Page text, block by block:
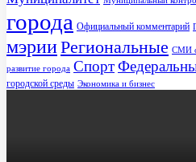
города Официальный комментарий
мэрииРегиональные СМИ
развитие города Спорт
городской среды Экономика и бизнес